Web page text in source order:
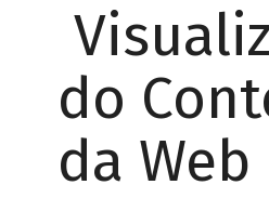
do
da Web